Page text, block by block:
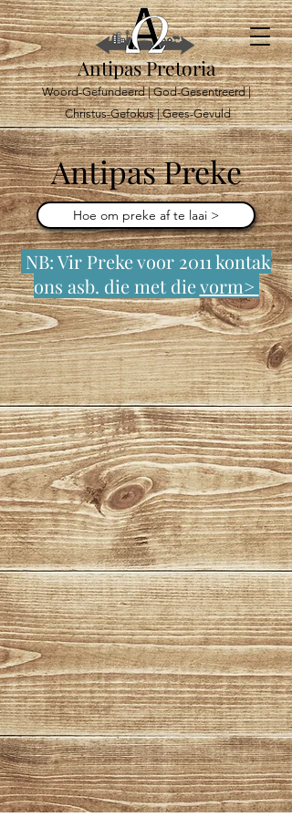
Antipas Pretoria
Woord-Gefundeerd | God-Gesentreerd |
Christus-Gefokus | Gees-Gevuld
Antipas Preke
Hoe om preke af te laai >
NB: Vir Preke voor 2011 kontak
ons asb. die met dievorm>